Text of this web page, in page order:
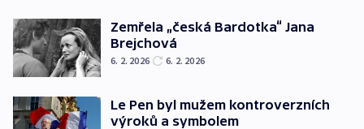
Zemřela „česká Bardotka“ Jana
Brejchová
6. 2. 2026 6. 2. 2026
Le Pen byl mužem kontroverzních
výroků a symbolem